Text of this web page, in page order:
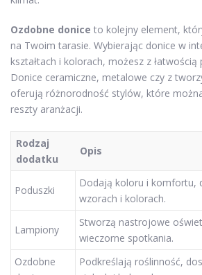
Ozdobne donice to kolejny element,
na Twoim tarasie. Wybierając donice w
kształtach i kolorach, możesz z
Donice ceramiczne, metalowe czy z
oferują różnorodność stylów, które
reszty aranżacji.
Rodzaj
dodatku
Opis
Poduszki
Dodają koloru i komfortu,
wzorach i kolorach.
Lampiony
Stworzą nastrojowe
wieczorne spotkania.
Ozdobne
Podkreślają roślinność,